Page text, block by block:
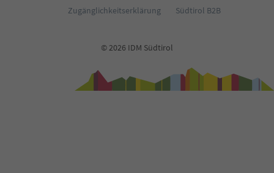
Zugänglichkeitserklärung
Südtirol B2B
© 2026 IDM Südtirol